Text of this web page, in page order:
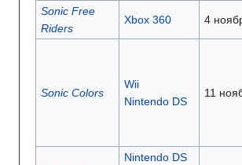
Sonic Free
Riders
Xbox 360 4
Sonic Colors
Wii
Nintendo DS
11
Nintendo DS